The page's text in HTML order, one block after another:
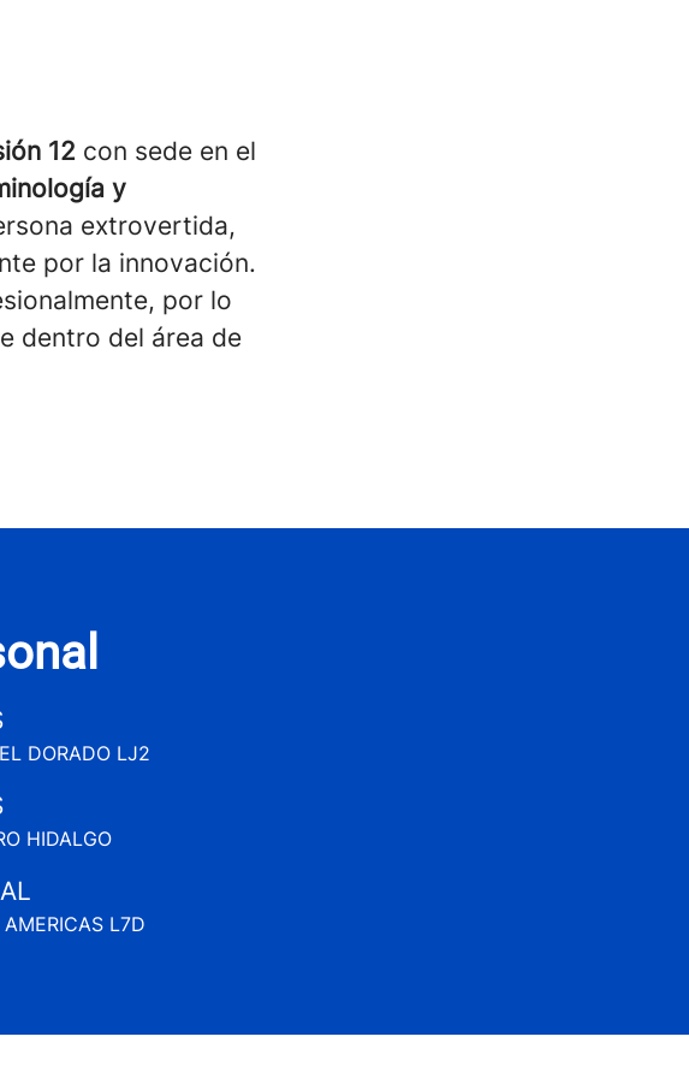
12 con sede en el
y
extrovertida,
por la innovación.
por lo
dentro del área de
DORADO LJ2
HIDALGO
L7D